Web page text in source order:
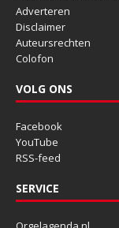
Adverteren
Disclaimer
Auteursrechten
Colofon
VOLG ONS
Facebook
YouTube
RSS-feed
SERVICE